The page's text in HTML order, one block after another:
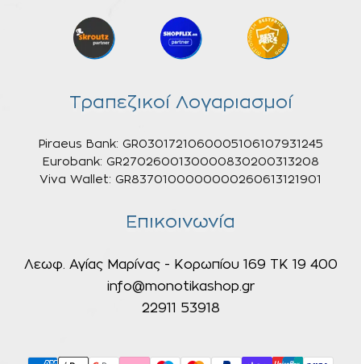
Τραπεζικοί Λογαριασμοί
Piraeus Bank: GR0301721060005106107931245
Eurobank: GR2702600130000830200313208
Viva Wallet: GR8370100000000260613121901
Επικοινωνία
Λεωφ. Αγίας Μαρίνας - Κορωπίου 169 ΤΚ 19 400
info@monotikashop.gr
22911 53918